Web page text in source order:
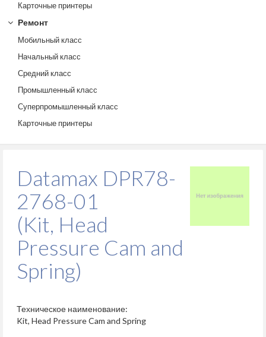
Карточные принтеры
Ремонт
Мобильный класс
Начальный класс
Средний класс
Промышленный класс
Суперпромышленный класс
Карточные принтеры
Datamax DPR78-
2768-01
(Kit, Head
Pressure Cam and
Spring)
Техническое наименование:
Kit, Head Pressure Cam and Spring